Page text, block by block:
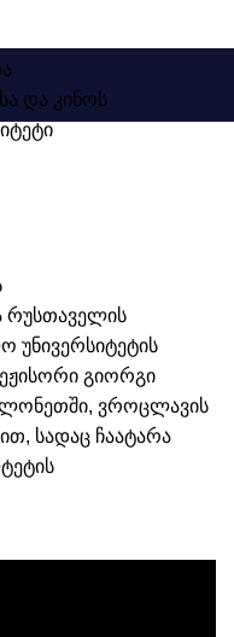
უნივერსიტეტის
გიორგი
ვროცლავის
სადაც ჩაატარა